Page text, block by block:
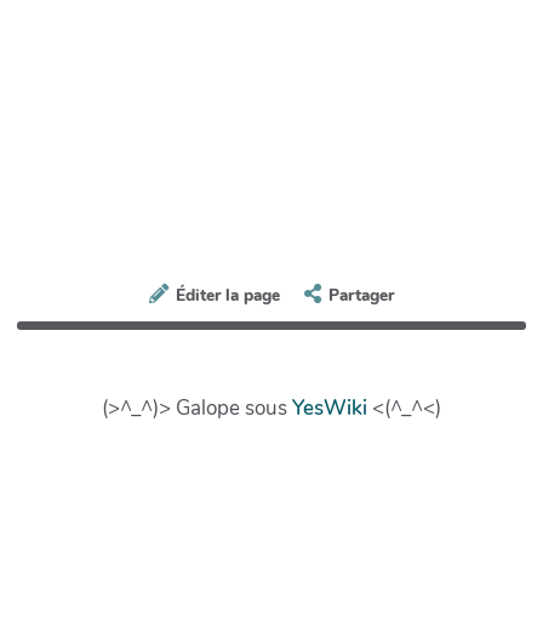
Éditer la page Partager
(>^_^)> Galope sousYesWiki <(^_^<)